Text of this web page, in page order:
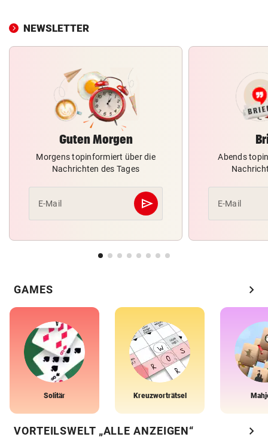
NEWSLETTER
Guten Morgen
Morgens topinformiert über die
Nachrichten des Tages
E-Mail send
Abschicken
Abends
E-Mail
GAMES chevron_right
Solitär Kreuzworträtsel
VORTEILSWELT „ALLE ANZEIGEN“ chevron_right